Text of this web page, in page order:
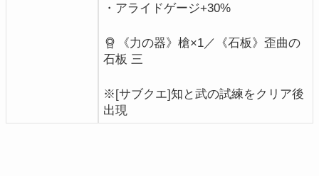
・アライドゲージ+30%
《力の器》槍×1／《石板》歪曲の
石板 三
※[サブクエ]知と武の試練をクリア後
出現